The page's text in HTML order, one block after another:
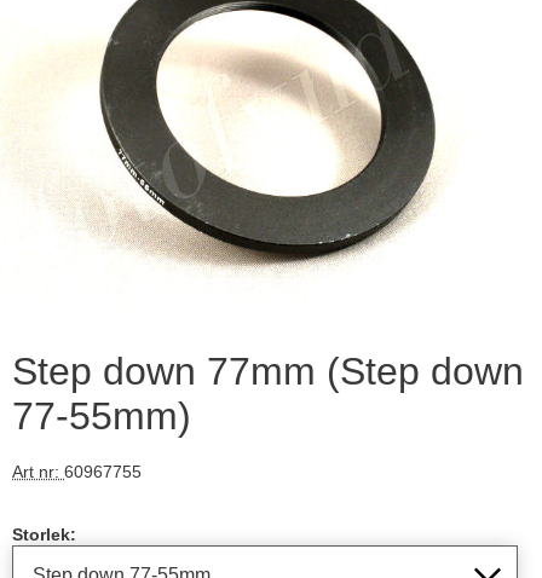
Step down 77mm (Step down
77-55mm)
Art nr: 60967755
Storlek: